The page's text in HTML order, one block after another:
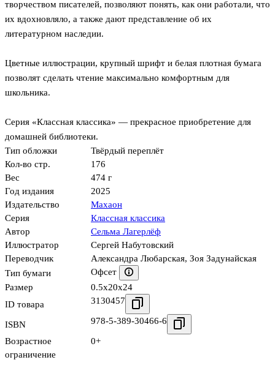
творчеством писателей, позволяют понять, как они работали, что
их вдохновляло, а также дают представление об их
литературном наследии.
Цветные иллюстрации, крупный шрифт и белая плотная бумага
позволят сделать чтение максимально комфортным для
школьника.
Серия «Классная классика» — прекрасное приобретение для
домашней библиотеки.
Тип обложки
Твёрдый переплёт
Кол-во стр.
176
Вес
474 г
Год издания
2025
Издательство
Махаон
Серия
Классная классика
Автор
Сельма Лагерлёф
Иллюстратор
Сергей Набутовский
Переводчик
Александра Любарская, Зоя Задунайская
Тип бумаги
Офсет
Размер
0.5x20x24
ID товара
3130457
ISBN 978-5-389-30466-6
Возрастное
ограничение
0+